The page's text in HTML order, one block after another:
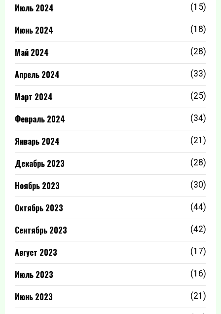
Июль 2024 (15)
Июнь 2024 (18)
Май 2024 (28)
Апрель 2024 (33)
Март 2024 (25)
Февраль 2024 (34)
Январь 2024 (21)
Декабрь 2023 (28)
Ноябрь 2023 (30)
Октябрь 2023 (44)
Сентябрь 2023 (42)
Август 2023 (17)
Июль 2023 (16)
Июнь 2023 (21)